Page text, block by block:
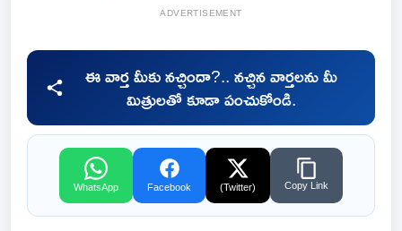
ADVERTISEMENT
ఈ వార్త మీకు నచ్చిందా?.. నచ్చిన వార్తలను మీ
మిత్రులతో కూడా పంచుకోండి.
WhatsApp Facebook (Twitter) Copy Link